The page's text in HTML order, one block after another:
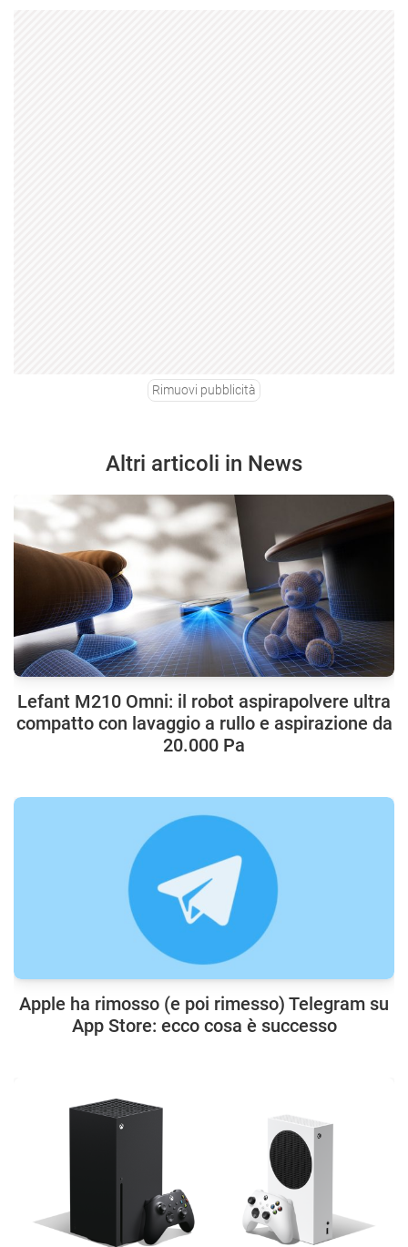
Rimuovi pubblicità
Altri articoli in News
Lefant M210 Omni: il robot aspirapolvere ultra
compatto con lavaggio a rullo e aspirazione da
20.000 Pa
Apple ha rimosso (e poi rimesso) Telegram su
App Store: ecco cosa è successo